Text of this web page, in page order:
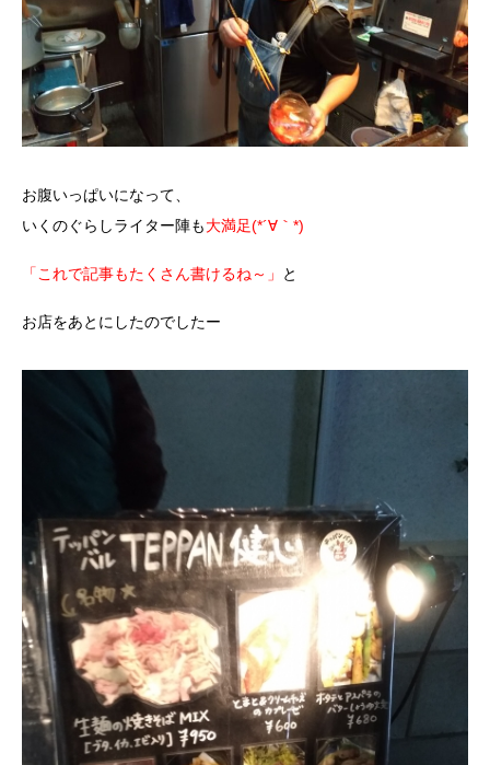
お腹いっぱいになって、
いくのぐらしライター陣も大満足(*´∀｀*)
「これで記事もたくさん書けるね～」 と
お店をあとにしたのでしたー